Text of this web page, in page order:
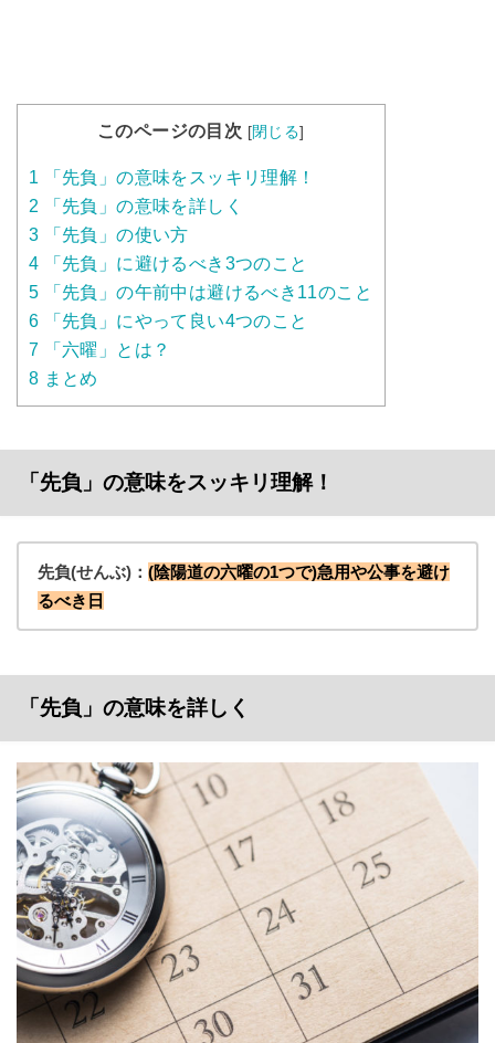
このページの目次 [閉じる]
1 「先負」の意味をスッキリ理解！
2 「先負」の意味を詳しく
3 「先負」の使い方
4 「先負」に避けるべき3つのこと
5 「先負」の午前中は避けるべき11のこと
6 「先負」にやって良い4つのこと
7 「六曜」とは？
8 まとめ
「先負」の意味をスッキリ理解！
先負(せんぶ)： (陰陽道の六曜の1つで)急用や公事を避け
るべき日
「先負」の意味を詳しく